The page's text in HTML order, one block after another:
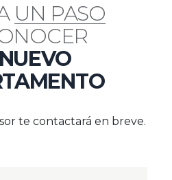
UN PASO
te contactará en breve.